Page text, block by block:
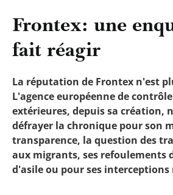
Frontex: une
fait réagir
La réputation de Frontex n'est
L'agence européenne de
extérieures, depuis sa création,
défrayer la chronique pour son
transparence, la question des
aux migrants, ses refoulements
d'asile ou pour ses